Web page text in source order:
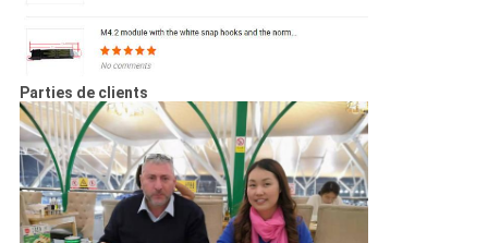
Parties de clients